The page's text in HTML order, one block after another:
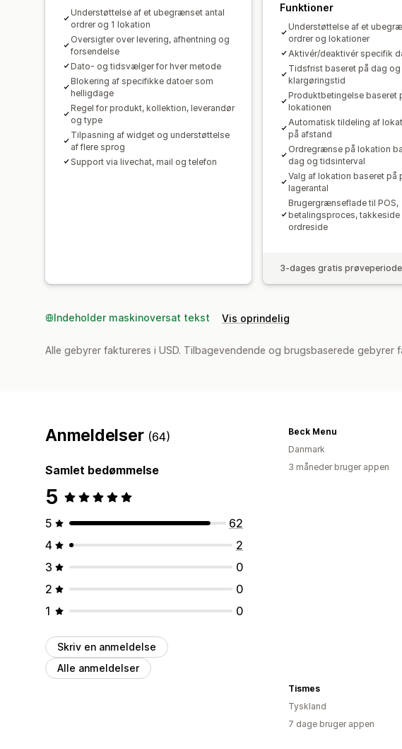
Understøttelse af et ubegrænset antal
ordrer og 1 lokation
Oversigter over levering, afhentning og
forsendelse
Dato- og tidsvælger for hver metode
Blokering af specifikke datoer som
helligdage
Regel for produkt, kollektion, leverandør
og type
Tilpasning af widget og understøttelse
af flere sprog
Support via livechat, mail og telefon
Funktioner
Understøttelse af et
ordrer og lokationer
Aktivér/deaktivér specifik
Tidsfrist baseret på dag
klargøringstid
Produktbetingelse baseret
lokationen
Automatisk tildeling af
på afstand
Ordregrænse på lokation
dag og tidsinterval
Valg af lokation baseret på
lagerantal
Brugergrænseflade til POS,
betalingsproces, takkeside
ordreside
3-dages gratis prøveperiode
Indeholder maskinoversat tekst Vis oprindelig
Alle gebyrer faktureres i USD. Tilbagevendende og brugsbaserede gebyrer
Anmeldelser (64)
Samlet bedømmelse
5
5
62
4
2
3
0
2
0
1
0
Skriv en anmeldelse
Alle anmeldelser
Beck Menu
Danmark
3 måneder bruger appen
Tismes
Tyskland
7 dage bruger appen